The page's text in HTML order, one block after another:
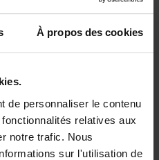
À propos des cookies
de personnaliser le contenu
relatives aux
notre trafic. Nous
sur l'utilisation de
Bonds = Building
Jozefien De Feyter
Carolien Boom
souple
2025 200